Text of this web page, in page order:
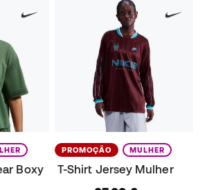
Boxy
PROMOÇÃO MULHER
T-Shirt Jersey Mulher